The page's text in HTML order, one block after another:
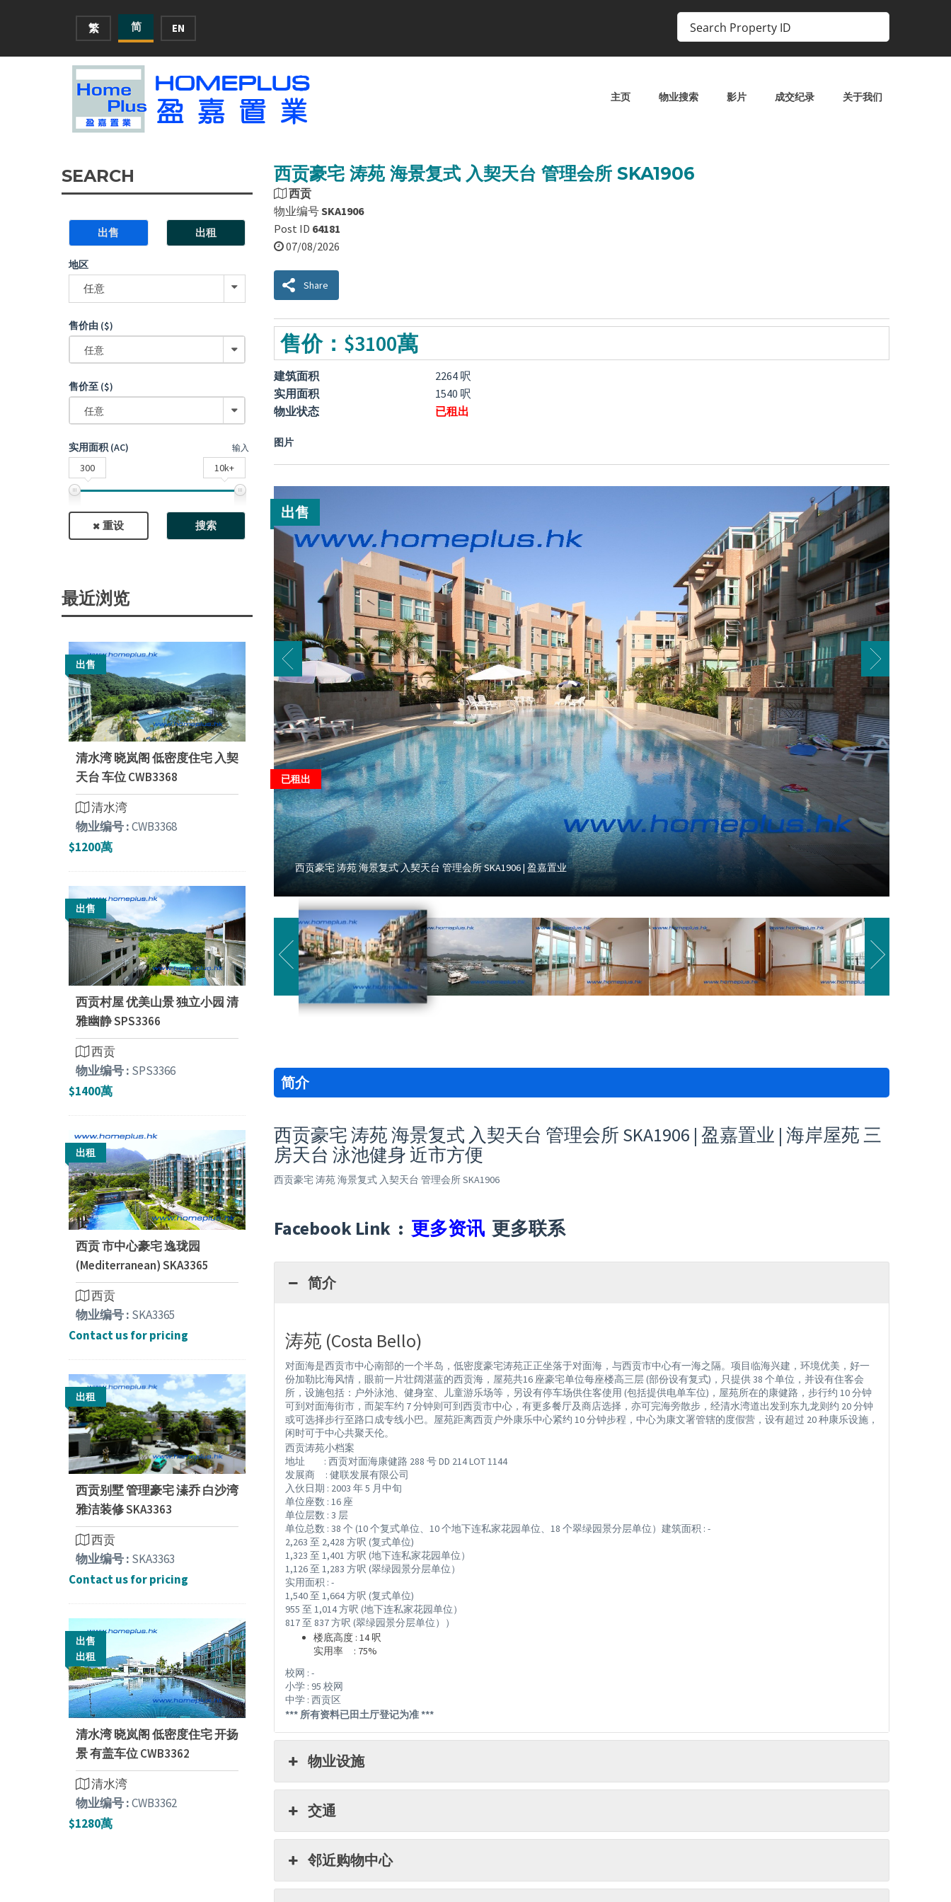
繁 简 EN
主页 物业搜索 影片 成交纪录 关于我们
西贡豪宅 涛苑 海景复式 入契天台 管理会所 SKA1906
西贡
物业编号SKA1906
Post ID 64181
07/08/2026
Share
售价：$3100萬
建筑面积
2264 呎
实用面积
1540 呎
物业状态
已租出
图片
出售
已租出
西贡豪宅 涛苑 海景复式 入契天台 管理会所 SKA1906 | 盈嘉置业
简介
西贡豪宅 涛苑 海景复式 入契天台 管理会所 SKA1906 | 盈嘉置业 | 海岸屋苑 三
房天台 泳池健身 近市方便
西贡豪宅 涛苑 海景复式 入契天台 管理会所 SKA1906
Facebook Link : 更多资讯 更多联系
简介
涛苑 (Costa Bello)
对面海是西贡市中心南部的一个半岛，低密度豪宅涛苑正正坐落于对面海，与西贡市中心有一海之隔。项目临海兴建，环境优美，好一
份加勒比海风情，眼前一片壮阔湛蓝的西贡海，屋苑共16 座豪宅单位每座楼高三层 (部份设有复式)，只提供 38 个单位，并设有住客会
所，设施包括：户外泳池、健身室、儿童游乐场等，另设有停车场供住客使用 (包括提供电单车位)，屋苑所在的康健路，步行约 10 分钟
可到对面海街市，而架车约 7 分钟则可到西贡市中心，有更多餐厅及商店选择，亦可完海旁散步，经清水湾道出发到东九龙则约 20 分钟
或可选择步行至路口成专线小巴。屋苑距离西贡户外康乐中心紧约 10 分钟步程，中心为康文署管辖的度假营，设有超过 20 种康乐设施，
闲时可于中心共聚天伦。
西贡涛苑小档案
地址 : 西贡对面海康健路 288 号 DD 214 LOT 1144
发展商 : 健联发展有限公司
入伙日期 : 2003 年 5 月中旬
单位座数 : 16 座
单位层数 : 3 层
单位总数 : 38 个 (10 个复式单位、10 个地下连私家花园单位、18 个翠绿园景分层单位）建筑面积 : -
2,263 至 2,428 方呎 (复式单位)
1,323 至 1,401 方呎 (地下连私家花园单位）
1,126 至 1,283 方呎 (翠绿园景分层单位）
实用面积 : -
1,540 至 1,664 方呎 (复式单位)
955 至 1,014 方呎 (地下连私家花园单位）
817 至 837 方呎 (翠绿园景分层单位））
楼底高度 : 14 呎
实用率 : 75%
校网 : -
小学 : 95 校网
中学 : 西贡区
*** 所有资料已田土厅登记为准 ***
物业设施
交通
邻近购物中心
SEARCH
出售 出租
地区
任意
售价由 ($)
任意
售价至 ($)
任意
实用面积 (AC) 输入
300 10k+
重设 搜索
最近浏览
出售
清水湾 晓岚阁 低密度住宅 入契
天台 车位 CWB3368
清水湾
物业编号 :CWB3368
$1200萬
出售
西贡村屋 优美山景 独立小园 清
雅幽静 SPS3366
西贡
物业编号 : SPS3366
$1400萬
出租
西贡 市中心豪宅 逸珑园
(Mediterranean) SKA3365
西贡
物业编号 : SKA3365
Contact us for pricing
出租
西贡别墅 管理豪宅 溱乔 白沙湾
雅洁装修 SKA3363
西贡
物业编号 : SKA3363
Contact us for pricing
出售
出租
清水湾 晓岚阁 低密度住宅 开扬
景 有盖车位 CWB3362
清水湾
物业编号 :CWB3362
$1280萬